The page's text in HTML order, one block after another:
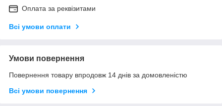
Оплата за реквізитами
Всі умови оплати
Умови повернення
Повернення товару впродовж 14 днів за домовленістю
Всі умови повернення